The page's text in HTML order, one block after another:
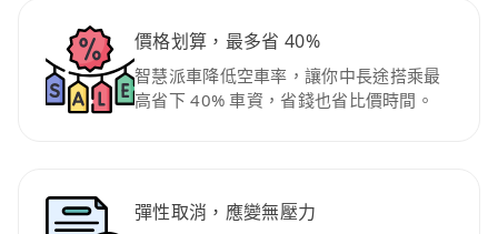
價格划算，最多省 40%
智慧派車降低空車率，讓你中長途搭乘最
高省下 40% 車資，省錢也省比價時間。
彈性取消，應變無壓力